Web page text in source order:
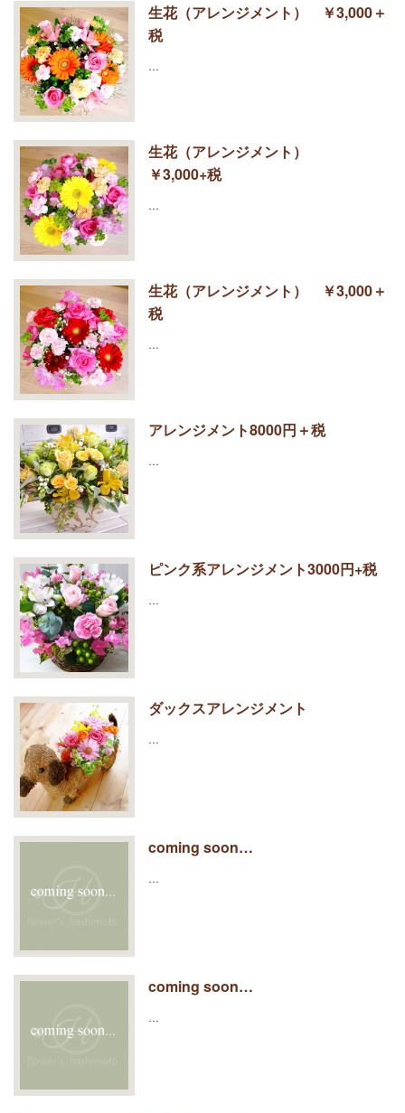
生花（アレンジメント） ￥3,000＋
税
…
生花（アレンジメント）
￥3,000+税
…
生花（アレンジメント） ￥3,000＋
税
…
アレンジメント8000円＋税
…
ピンク系アレンジメント3000円+税
…
ダックスアレンジメント
…
coming soon…
…
coming soon…
…